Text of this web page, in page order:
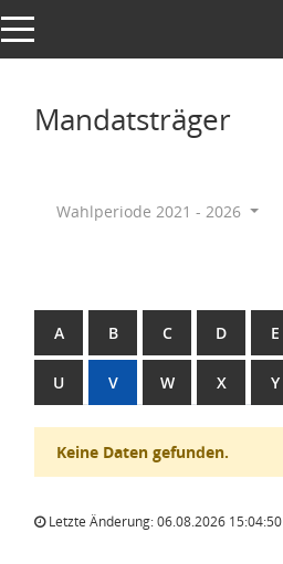
Toggle navigation
Mandatsträger
Wahlperiode 2021 - 2026
A B C D E
U V W X Y
Keine Daten gefunden.
Letzte Änderung: 06.08.2026 15:04:50